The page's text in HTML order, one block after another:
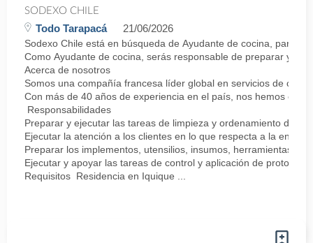
SODEXO CHILE
Todo Tarapacá 21/06/2026
Sodexo Chile está en búsqueda de Ayudante de cocina, para
Como Ayudante de cocina, serás responsable de preparar y
Acerca de nosotros
Somos una compañía francesa líder global en servicios de
Con más de 40 años de experiencia en el país, nos hemos
Responsabilidades
Preparar y ejecutar las tareas de limpieza y ordenamiento de
Ejecutar la atención a los clientes en lo que respecta a la
Preparar los implementos, utensilios, insumos, herramientas, y
Ejecutar y apoyar las tareas de control y aplicación de
Requisitos Residencia en Iquique ...